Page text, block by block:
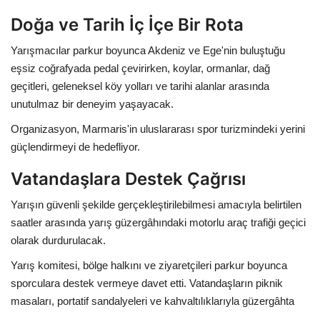
Doğa ve Tarih İç İçe Bir Rota
Yarışmacılar parkur boyunca Akdeniz ve Ege'nin buluştuğu
eşsiz coğrafyada pedal çevirirken, koylar, ormanlar, dağ
geçitleri, geleneksel köy yolları ve tarihi alanlar arasında
unutulmaz bir deneyim yaşayacak.
Organizasyon, Marmaris'in uluslararası spor turizmindeki yerini
güçlendirmeyi de hedefliyor.
Vatandaşlara Destek Çağrısı
Yarışın güvenli şekilde gerçekleştirilebilmesi amacıyla belirtilen
saatler arasında yarış güzergâhındaki motorlu araç trafiği geçici
olarak durdurulacak.
Yarış komitesi, bölge halkını ve ziyaretçileri parkur boyunca
sporculara destek vermeye davet etti. Vatandaşların piknik
masaları, portatif sandalyeleri ve kahvaltılıklarıyla güzergâhta